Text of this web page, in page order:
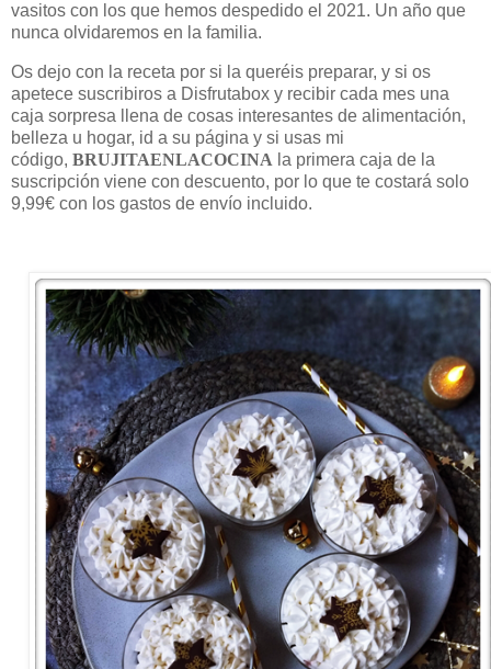
vasitos con los que hemos despedido el 2021. Un año que
nunca olvidaremos en la familia.
Os dejo con la receta por si la queréis preparar, y si os
apetece suscribiros a Disfrutabox y recibir cada mes una
caja sorpresa llena de cosas interesantes de alimentación,
belleza u hogar, id a su página y si usas mi
código, BRUJITAENLACOCINA la primera caja de la
suscripción viene con descuento, por lo que te costará solo
9,99€ con los gastos de envío incluido.